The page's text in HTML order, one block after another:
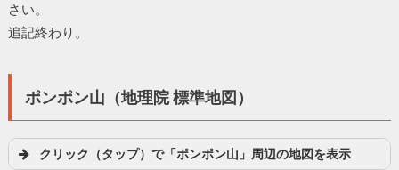
さい。
追記終わり。
ポンポン山（地理院 標準地図）
クリック（タップ）で「ポンポン山」周辺の地図を表示